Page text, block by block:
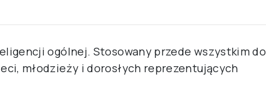
ogólnej. Stosowany przede wszystkim do
młodzieży i dorosłych reprezentujących